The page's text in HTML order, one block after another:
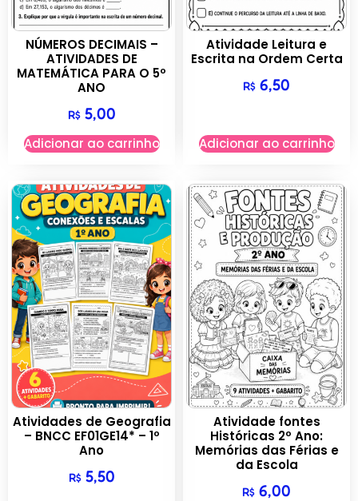
NÚMEROS DECIMAIS –
ATIVIDADES DE
MATEMÁTICA PARA O 5º
ANO
R$5,00
Adicionar ao carrinho
Atividade Leitura e
Escrita na Ordem Certa
R$ 6,50
Adicionar ao carrinho
Atividades de Geografia
– BNCC EF01GE14* – 1º
Ano
R$5,50
Atividade fontes
Históricas 2º Ano:
Memórias das Férias e
da Escola
R$ 6,00